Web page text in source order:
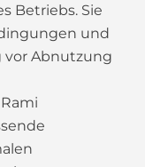
Betriebs. Sie
und
vor Abnutzung